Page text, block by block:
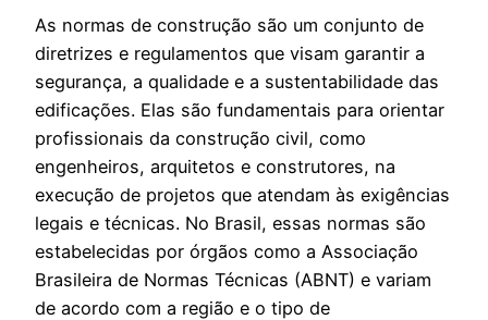
As normas de construção são um conjunto de
diretrizes e regulamentos que visam garantir a
segurança, a qualidade e a sustentabilidade das
edificações. Elas são fundamentais para orientar
profissionais da construção civil, como
engenheiros, arquitetos e construtores, na
execução de projetos que atendam às exigências
legais e técnicas. No Brasil, essas normas são
estabelecidas por órgãos como a Associação
Brasileira de Normas Técnicas (ABNT) e variam
de acordo com a região e o tipo de